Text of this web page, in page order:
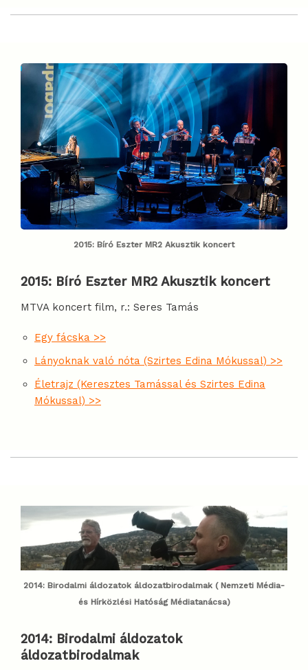
2015: Bíró Eszter MR2 Akusztik koncert
2015: Bíró Eszter MR2 Akusztik koncert
MTVA koncert film, r.: Seres Tamás
Egy fácska >>
Lányoknak való nóta (Szirtes Edina Mókussal) >>
Életrajz (Keresztes Tamással és Szirtes Edina
Mókussal) >>
2014: Birodalmi áldozatok áldozatbirodalmak ( Nemzeti Média-
és Hírközlési Hatóság Médiatanácsa)
2014: Birodalmi áldozatok
áldozatbirodalmak